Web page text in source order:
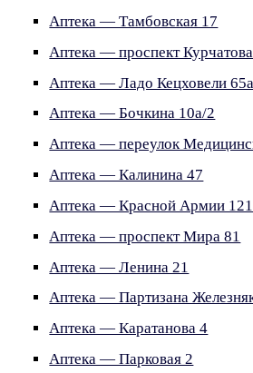
Аптека — Тамбовская 17
Аптека — проспект
Аптека — Ладо Кецховели 65а
Аптека — Бочкина 10а/2
Аптека — переулок
Аптека — Калинина 47
Аптека — Красной Армии 121
Аптека — проспект Мира 81
Аптека — Ленина 21
Аптека — Партизана
Аптека — Каратанова 4
Аптека — Парковая 2